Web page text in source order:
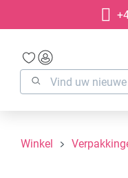
Ga naar
Winkel